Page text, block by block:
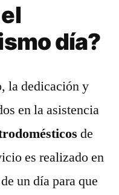
día?
la dedicación y
en la asistencia
de
es realizado en
un día para que